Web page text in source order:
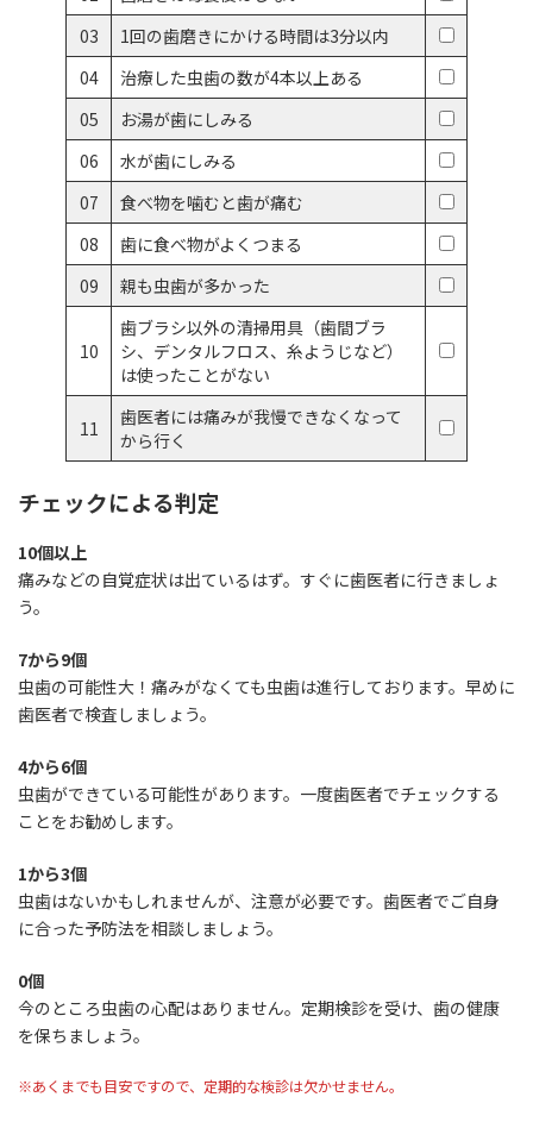
03
1回の歯磨きにかける時間は3分以内
04
治療した虫歯の数が4本以上ある
05
お湯が歯にしみる
06
水が歯にしみる
07
食べ物を噛むと歯が痛む
08
歯に食べ物がよくつまる
09
親も虫歯が多かった
10
歯ブラシ以外の清掃用具（歯間ブラ
シ、デンタルフロス、糸ようじなど）
は使ったことがない
11
歯医者には痛みが我慢できなくなって
から行く
チェックによる判定
10個以上
痛みなどの自覚症状は出ているはず。すぐに歯医者に行きましょ
う。
7から9個
虫歯の可能性大！痛みがなくても虫歯は進行しております。早めに
歯医者で検査しましょう。
4から6個
虫歯ができている可能性があります。一度歯医者でチェックする
ことをお勧めします。
1から3個
虫歯はないかもしれませんが、注意が必要です。歯医者でご自身
に合った予防法を相談しましょう。
0個
今のところ虫歯の心配はありません。定期検診を受け、歯の健康
を保ちましょう。
※あくまでも目安ですので、定期的な検診は欠かせません。